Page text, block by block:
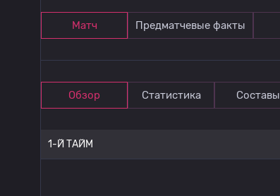
Матч Предматчевые факты
Обзор Статистика Составы
1-Й ТАЙМ